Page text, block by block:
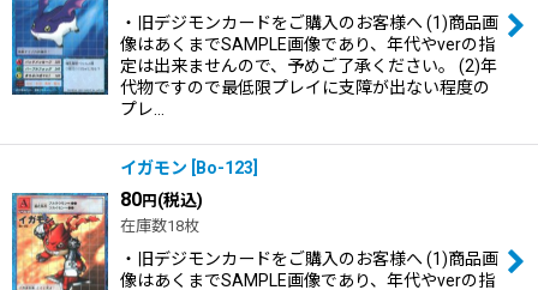
・旧デジモンカードをご購入のお客様へ (1)商品画
像はあくまでSAMPLE画像であり、年代やverの指
定は出来ませんので、予めご了承ください。 (2)年
代物ですので最低限プレイに支障が出ない程度の
プレ…
イガモン Bo-123
80円(税込)
在庫数18枚
・旧デジモンカードをご購入のお客様へ (1)商品画
像はあくまでSAMPLE画像であり、年代やverの指